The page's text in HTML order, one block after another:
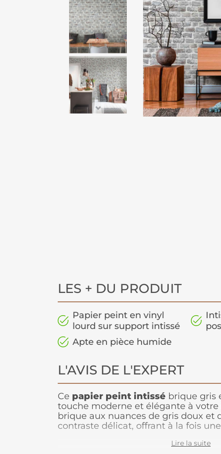
LES + DU PRODUIT
Papier peint en vinyl
lourd sur support intissé
Apte en pièce humide
L'AVIS DE L'EXPERT
Ce papier peint intissé brique gris
touche moderne et élégante à
brique aux nuances de gris doux et
contraste délicat, offrant à la fois
chambre ou un bureau, il ajoute
Lire la suite